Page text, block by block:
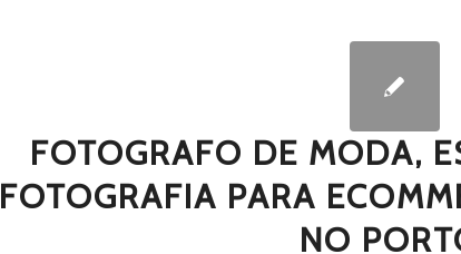
FOTOGRAFO DE MODA,
FOTOGRAFIA PARA
NO